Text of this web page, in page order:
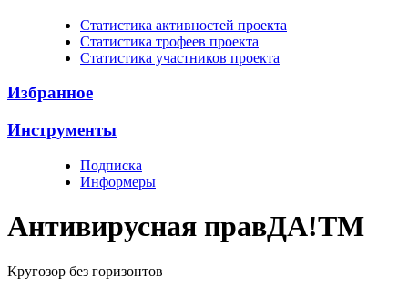
Cтатистика активностей проекта
Cтатистика трофеев проекта
Cтатистика участников проекта
Избранное
Инструменты
Подписка
Информеры
Антивирусная правДА!TM
Кругозор без горизонтов